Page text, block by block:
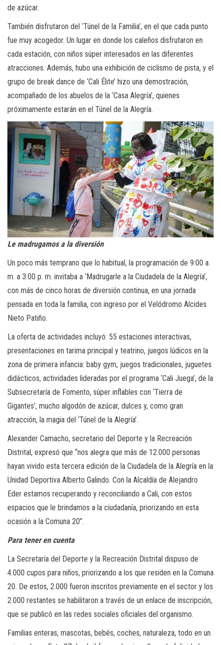
de azúcar.
También disfrutaron del ‘Túnel de la Familia’, en el que cada punto
fue muy acogedor. Un lugar en donde los caleños disfrutaron en
cada estación, con niños súper interesados en las diferentes
atracciones. Además, hubo una exhibición de ciclismo de pista, y el
grupo de break dance de ‘Cali Élite’ hizo una demostración,
acompañado de los abuelos de la ‘Casa Alegría’, quienes
próximamente estarán en el Túnel de la Alegría.
Le madrugamos a la diversión
Un poco más temprano que lo habitual, la programación de 9:00 a.
m. a 3:00 p. m. invitaba a ‘Madrugarle a la Ciudadela de la Alegría’,
con más de cinco horas de diversión continua, en una jornada
pensada en toda la familia, con ingreso por el Velódromo Alcides
Nieto Patiño.
La oferta de actividades incluyó: 55 estaciones interactivas,
presentaciones en tarima principal y teatrino, juegos lúdicos en la
zona de primera infancia: baby gym, juegos tradicionales, juguetes
didácticos, actividades lideradas por el programa ‘Cali Juega’, de la
Subsecretaría de Fomento, súper inflables con ‘Tierra de
Gigantes’, mucho algodón de azúcar, dulces y, como gran
atracción, la magia del ‘Túnel de la Alegría’.
Alexander Camacho, secretario del Deporte y la Recreación
Distrital, expresó que “nos alegra que más de 12.000 personas
hayan vivido esta tercera edición de la Ciudadela de la Alegría en la
Unidad Deportiva Alberto Galindo. Con la Alcaldía de Alejandro
Eder estamos recuperando y reconciliando a Cali, con estos
espacios que le brindamos a la ciudadanía, priorizando en esta
ocasión a la Comuna 20”.
Para tener en cuenta
La Secretaría del Deporte y la Recreación Distrital dispuso de
4.000 cupos para niños, priorizando a los que residen en la Comuna
20. De estos, 2.000 fueron inscritos previamente en el sector y los
2.000 restantes se habilitaron a través de un enlace de inscripción,
que se publicó en las redes sociales oficiales del organismo.
Familias enteras, mascotas, bebés, coches, naturaleza, todo en un